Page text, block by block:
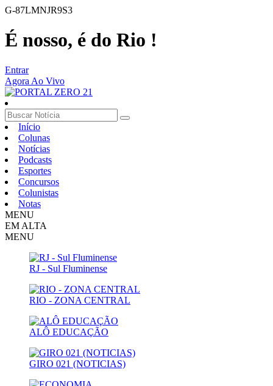
G-87LMNJR9S3
É nosso, é do Rio !
Entrar
Agora Ao Vivo
Início
Colunas
Notícias
Podcasts
Esportes
Concursos
Colunistas
Notas
MENU
EM ALTA
MENU
RJ - Sul Fluminense
RIO - ZONA CENTRAL
ALÔ EDUCAÇÃO
GIRO 021 (NOTICIAS)